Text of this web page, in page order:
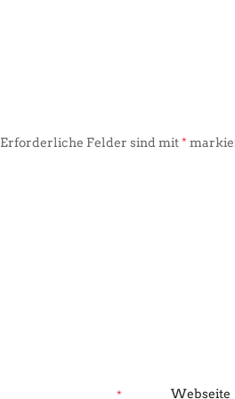
Erforderliche Felder sind mit*
*